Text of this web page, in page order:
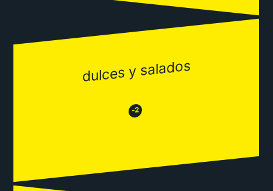
dulces y salados
😒 -2 😂